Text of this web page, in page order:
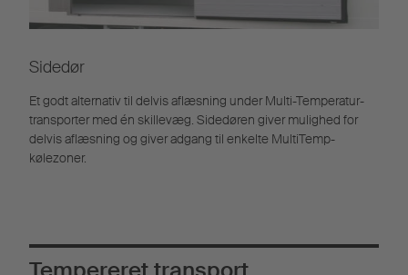
Sidedør
Et godt alternativ til delvis aflæsning under Multi-Temperatur-
transporter med én skillevæg. Sidedøren giver mulighed for
delvis aflæsning og giver adgang til enkelte MultiTemp-
kølezoner.